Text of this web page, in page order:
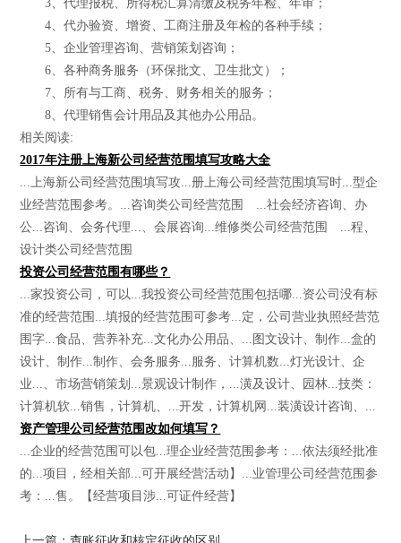
3、代理报税、所得税汇算清缴及税务年检、年审；
4、代办验资、增资、工商注册及年检的各种手续；
5、企业管理咨询、营销策划咨询；
6、各种商务服务（环保批文、卫生批文）；
7、所有与工商、税务、财务相关的服务；
8、代理销售会计用品及其他办公用品。
相关阅读:
2017年注册上海新公司经营范围填写攻略大全
...上海新公司经营范围填写攻...册上海公司经营范围填写时...型企
业经营范围参考。...咨询类公司经营范围 ...社会经济咨询、办
公...咨询、会务代理...、会展咨询...维修类公司经营范围 ...程、
设计类公司经营范围
投资公司经营范围有哪些？
...家投资公司，可以...我投资公司经营范围包括哪...资公司没有标
准的经营范围...填报的经营范围可参考...定，公司营业执照经营范
围字...食品、营养补充...文化办公用品、...图文设计、制作...盒的
设计、制作...制作、会务服务...服务、计算机数...灯光设计、企
业...、市场营销策划...景观设计制作，...潢及设计、园林...技类：
计算机软...销售，计算机、...开发，计算机网...装潢设计咨询、...
资产管理公司经营范围改如何填写？
...企业的经营范围可以包...理企业经营范围参考：...依法须经批准
的...项目，经相关部...可开展经营活动】...业管理公司经营范围参
考：...售。【经营项目涉...可证件经营】